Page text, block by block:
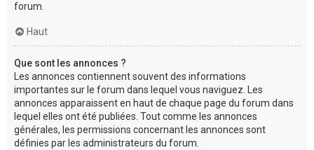
forum.
Haut
Que sont les annonces ?
Les annonces contiennent souvent des informations
importantes sur le forum dans lequel vous naviguez. Les
annonces apparaissent en haut de chaque page du forum dans
lequel elles ont été publiées. Tout comme les annonces
générales, les permissions concernant les annonces sont
définies par les administrateurs du forum.